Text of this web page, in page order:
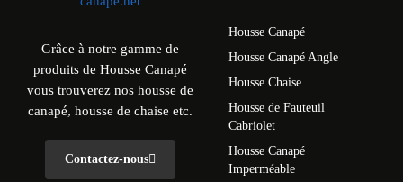
Grâce à notre gamme de
produits de Housse Canapé
vous trouverez nos housse de
canapé, housse de chaise etc.
Contactez-nous
Housse Canapé
Housse Canapé Angle
Housse Chaise
Housse de Fauteuil
Cabriolet
Housse Canapé
Imperméable